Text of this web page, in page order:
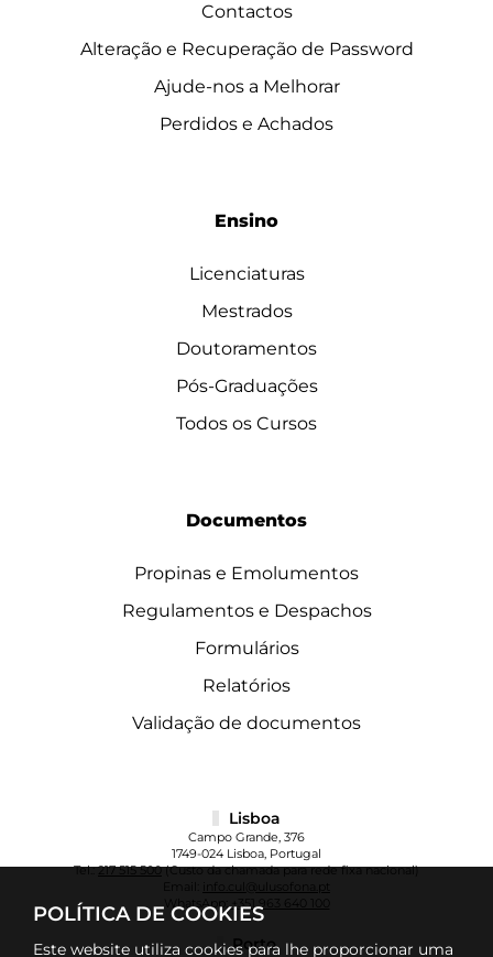
POLÍTICA DE COOKIES
Este website utiliza cookies para lhe proporcionar uma
Contactos
Alteração e Recuperação de Password
Ajude-nos a Melhorar
Perdidos e Achados
Ensino
Licenciaturas
Mestrados
Doutoramentos
Pós-Graduações
Todos os Cursos
Documentos
Propinas e Emolumentos
Regulamentos e Despachos
Formulários
Relatórios
Validação de documentos
Lisboa
Campo Grande, 376
1749-024 Lisboa, Portugal
Tel.:217 515 500(Custo da chamada para rede fixa nacional)
info.cul@ulusofona.pt
WhatsApp:+351 963 640 100
Porto